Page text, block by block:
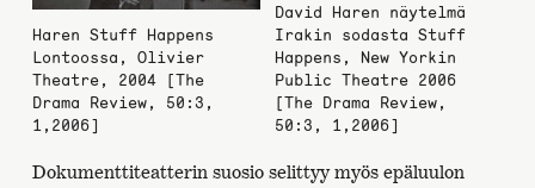
Haren Stuff Happens
Lontoossa, Olivier
Theatre, 2004 [The
Drama Review, 50:3,
1,2006]
David Haren näytelmä
Irakin sodasta Stuff
Happens, New Yorkin
Public Theatre 2006
[The Drama Review,
50:3, 1,2006]
Dokumenttiteatterin suosio selittyy myös epäluulon